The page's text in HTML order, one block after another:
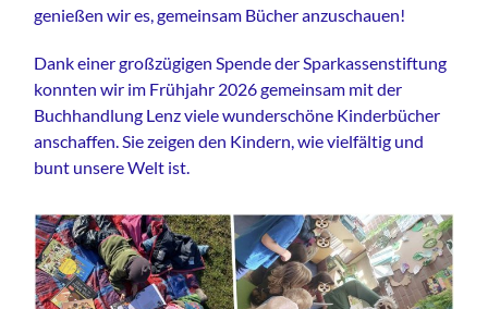
genießen wir es, gemeinsam Bücher anzuschauen!
Dank einer großzügigen Spende der Sparkassenstiftung
konnten wir im Frühjahr 2026 gemeinsam mit der
Buchhandlung Lenz viele wunderschöne Kinderbücher
anschaffen. Sie zeigen den Kindern, wie vielfältig und
bunt unsere Welt ist.